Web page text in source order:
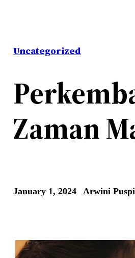
Uncategorized
Zaman
January 1, 2024 Arwini